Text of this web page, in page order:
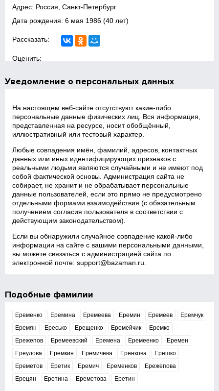
Адрес: Россия, Санкт-Петербург
Дата рождения:6 мая 1986 (40 лет)
Рассказать:
Оценить:
Уведомление о персональных данных
На настоящем веб‑сайте отсутствуют какие‑либо
персональные данные физических лиц. Вся информация,
представленная на ресурсе, носит обобщённый,
иллюстративный или тестовый характер.
Любые совпадения имён, фамилий, адресов, контактных
данных или иных идентифицирующих признаков с
реальными людьми являются случайными и не имеют под
собой фактической основы. Администрация сайта не
собирает, не хранит и не обрабатывает персональные
данные пользователей, если это прямо не предусмотрено
отдельными формами взаимодействия (с обязательным
получением согласия пользователя в соответствии с
действующим законодательством).
Если вы обнаружили случайное совпадение какой‑либо
информации на сайте с вашими персональными данными,
вы можете связаться с администрацией сайта по
электронной почте:support@bazaman.ru
Подобные фамилии
Еременко Еремина Еремеева Еремин Еремеев
Еремчук
Еремян
Ересько Ерещенко Еремейчик
Еремко
Ережепов
Еремеевский Еремена Еремеенко
Еремен
Ереулова
Еремкин Еремичева Еренкова
Ерешко
Ереметов
Еретик Еремич Еременков
Ережепова
Ерецян
Еретина Ереметова Еретин